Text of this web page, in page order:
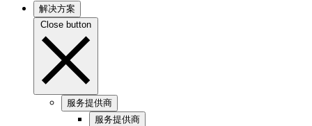
解决方案
Close button
服务提供商
服务提供商